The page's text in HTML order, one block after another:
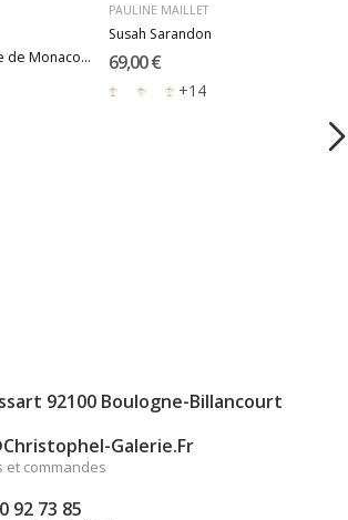
Nicole Kidman - Grace de Monaco 2014
PAULINE MAILLET
Susah Sarandon
69,00 €
+14
92100 Boulogne-Billancourt
Galerie.fr
et commandes
92 73 85